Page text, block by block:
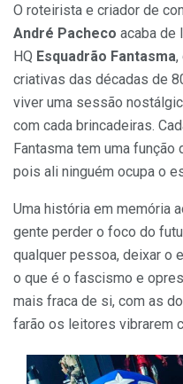
O roteirista e criador de
André Pacheco acaba de
HQ Esquadrão Fantasma,
criativas das décadas de
viver uma sessão
com cada brincadeiras.
Fantasma tem uma função
pois ali ninguém ocupa o
Uma história em memória
gente perder o foco do
qualquer pessoa, deixar o
o que é o fascismo e
mais fraca de si, com as
farão os leitores vibrarem